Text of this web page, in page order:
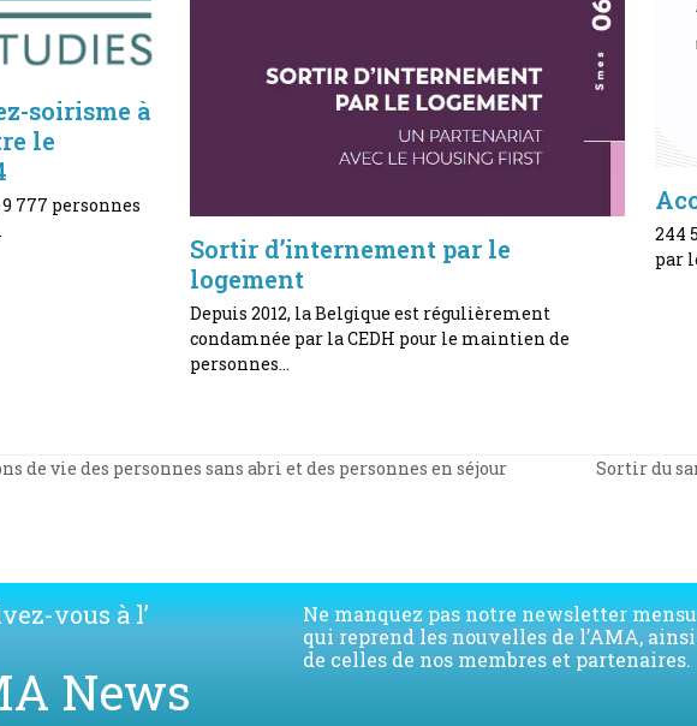
soirisme à
le
777 personnes
Sortir d’internement par le
logement
Depuis 2012, la Belgique est régulièrement
condamnée par la CEDH pour le maintien de
personnes…
244
par
de vie des personnes sans abri et des personnes en séjour
Sortir du
vous à l’
News
Ne manquez pas notre newsletter
qui reprend les nouvelles de l’AMA,
de celles de nos membres et partenaires.